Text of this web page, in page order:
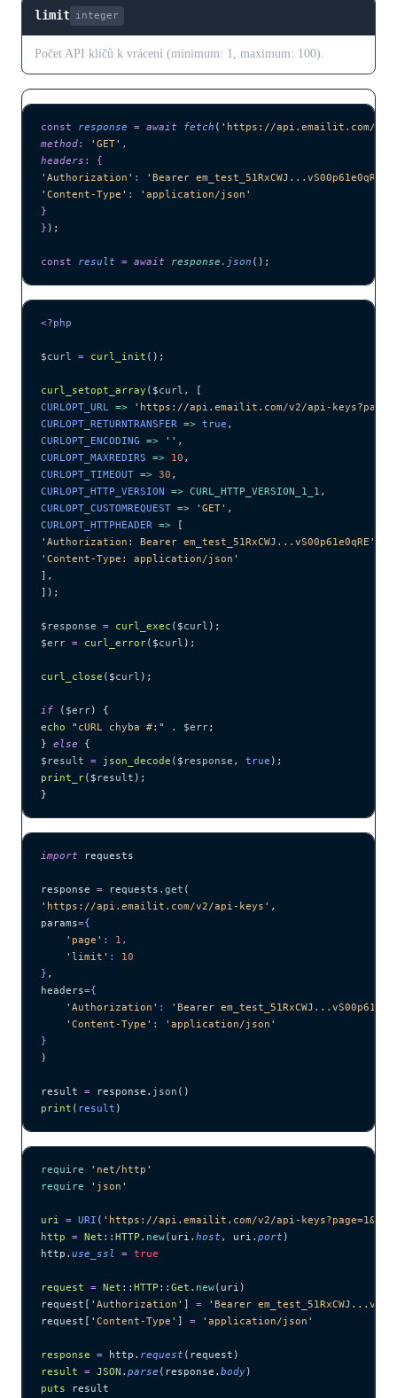
limit integer
Počet API klíčů k vrácení (minimum: 1, maximum: 100).
const response = await fetch ( ' https://api.emailit.com/v2/
method: ' GET' ,
headers :
{
' Authorization ' : ' Bearer em_test_51RxCWJ...vS00p61e0qRE
' Content-Type ' : ' application/json '
}
} );
const result = await response . json ();
<?php
$curl = curl_init ();
curl_setopt_array ($curl ,
[
CURLOPT_URL => ' https://api.emailit.com/v2/api-
CURLOPT_RETURNTRANSFER => true ,
CURLOPT_ENCODING => '' ,
CURLOPT_MAXREDIRS => 10 ,
CURLOPT_TIMEOUT => 30 ,
CURLOPT_HTTP_VERSION => CURL_HTTP_VERSION_1_1 ,
CURLOPT_CUSTOMREQUEST => ' GET' ,
CURLOPT_HTTPHEADER => [
' Authorization: Bearer em_test_51RxCWJ...vS00p61e0qRE '
' Content-Type: application/json '
],
]);
$response = curl_exec ($curl );
$err = curl_error($curl );
curl_close ($curl );
if ( $err) {
echo " cURL chyba #: " . $err;
} else {
$result = json_decode ($ response , true );
print_r($ result );
}
import requests
response = requests. get (
' https://api.emailit.com/v2/api-keys ' ,
params={
    '
page ' : 1 ,
    '
limit ' : 10
} ,
headers={
    '
Authorization ' : ' Bearer
    '
Content-Type ' : ' application/json '
}
)
result = response. json ()
print ( result )
require ' net/http '
require ' json '
uri = URI ( ' https://api.emailit.com/v2/api-
http = Net :: HTTP . new(uri. host , uri. port )
http. use_ssl = true
request = Net :: HTTP :: Get . new(uri)
request[ ' Authorization ' ] = ' Bearer
request[ ' Content-Type ' ] = ' application/json '
response = http. request (request)
result = JSON . parse (response. body)
puts result